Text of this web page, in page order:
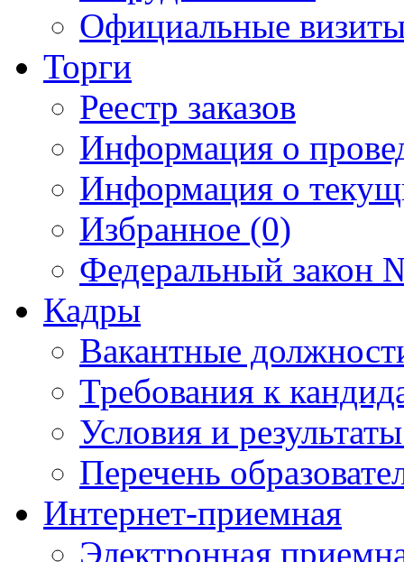
Официальные
Торги
Реестр заказов
Информация о
Информация о
Избранное (0)
Федеральный закон
Кадры
Вакантные
Требования к
Условия и
Перечень
Интернет-приемная
Электронная